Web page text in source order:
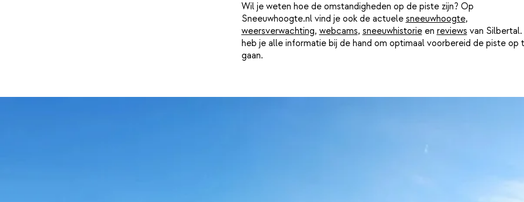
Wil je weten hoe de omstandigheden op de piste zijn? Op
Sneeuwhoogte.nl vind je ook de actuele sneeuwhoogte,
weersverwachting, webcams, sneeuwhistorieen reviews van Silbertal.
heb je alle informatie bij de hand om optimaal voorbereid de piste op
gaan.